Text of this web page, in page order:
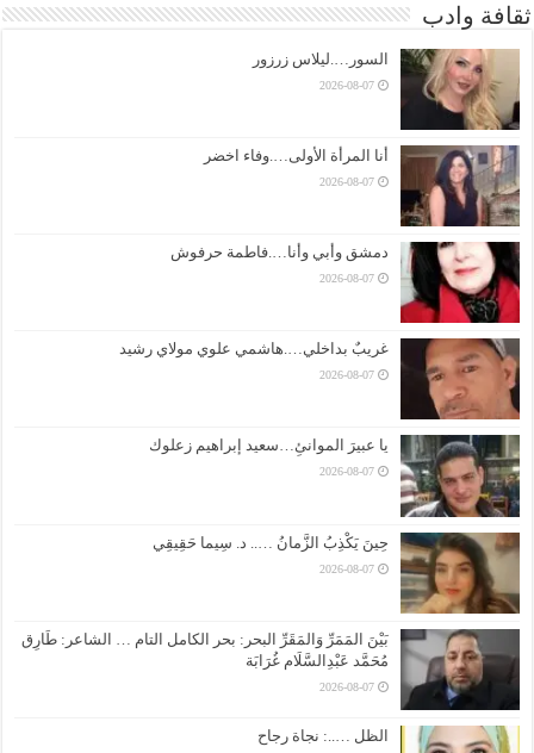
ثقافة وادب
السور….ليلاس زرزور
2026-08-07
أنا المرأة الأولى….وفاء اخضر
2026-08-07
دمشق وأبي وأنا….فاطمة حرفوش
2026-08-07
غريبٌ بداخلي….هاشمي علوي مولاي رشيد
2026-08-07
يا عبيرَ الموانئِ…سعيد إبراهيم زعلوك
2026-08-07
حِينَ يَكْذِبُ الزَّمانُ ….. د. سِيما حَقِيقِي
2026-08-07
بَيْنَ المَمَرِّ وَالمَقَرِّ البحر: بحر الكامل التام … الشاعر: طَارِق
مُحَمَّد عَبْدِالسَّلَام غُرَابَة
2026-08-07
الظل …..: نجاة رجاح